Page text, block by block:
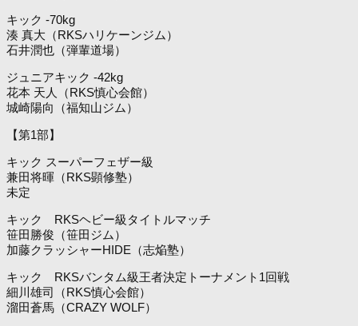
キック -70kg
湊 真大（RKSハリケーンジム）
石井潤也（弾輩道場）
ジュニアキック -42kg
花本 天人（RKS慎心会館）
城崎陽向（福知山ジム）
【第1部】
キック スーパーフェザー級
兼田将暉（RKS顕修塾）
未定
キック RKSヘビー級タイトルマッチ
笹田勝俊（笹田ジム）
加藤クラッシャーHIDE（志焔塾）
キック RKSバンタム級王者決定トーナメント1回戦
細川雄司（RKS慎心会館）
溜田蒼馬（CRAZY WOLF）